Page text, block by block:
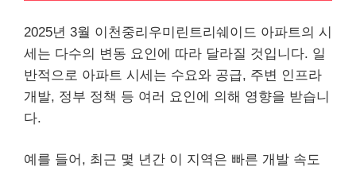
2025년 3월 이천중리우미린트리쉐이드 아파트의 시
세는 다수의 변동 요인에 따라 달라질 것입니다. 일
반적으로 아파트 시세는 수요와 공급, 주변 인프라
개발, 정부 정책 등 여러 요인에 의해 영향을 받습니
다.
예를 들어, 최근 몇 년간 이 지역은 빠른 개발 속도